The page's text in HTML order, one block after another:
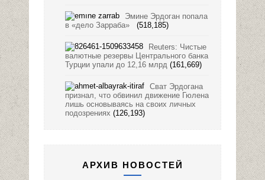
Эмине Эрдоган попала
в «дело Зарраба»
(518,185)
Reuters: Чистые
валютные резервы Центрального банка
Турции упали до 12,16 млрд (161,669)
Сват Эрдогана
признал, что обвинил движение Гюлена
лишь основываясь на своих личных
подозрениях (126,193)
АРХИВ НОВОСТЕЙ